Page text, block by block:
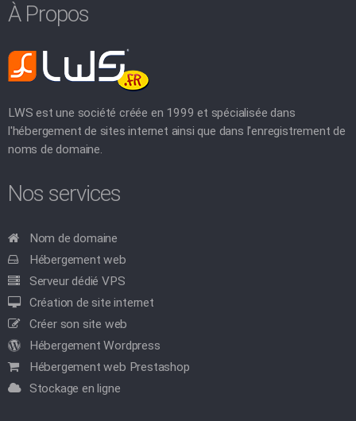
À Propos
LWS est une société créée en 1999 et spécialisée dans
l'hébergement de sites internet ainsi que dans l'enregistrement de
noms de domaine.
Nos services
Nom de domaine
Hébergement web
Serveur dédié VPS
Création de site internet
Créer son site web
Hébergement Wordpress
Hébergement web Prestashop
Stockage en ligne